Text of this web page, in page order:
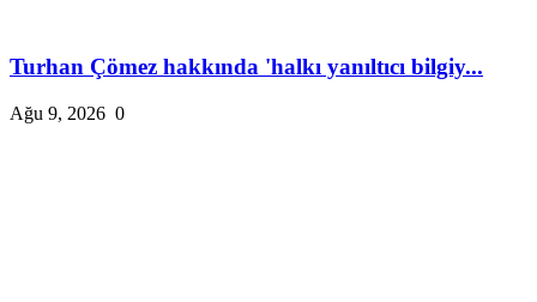
Turhan Çömez hakkında 'halkı yanıltıcı bilgiy...
Ağu 9, 2026 0